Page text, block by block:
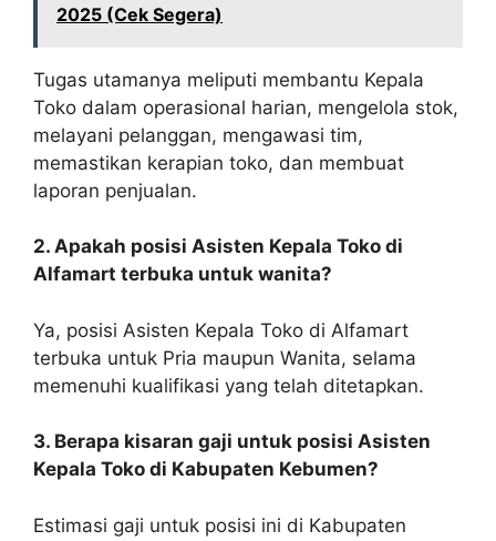
2025 (Cek Segera)
Tugas utamanya meliputi membantu Kepala
Toko dalam operasional harian, mengelola stok,
melayani pelanggan, mengawasi tim,
memastikan kerapian toko, dan membuat
laporan penjualan.
2. Apakah posisi Asisten Kepala Toko di
Alfamart terbuka untuk wanita?
Ya, posisi Asisten Kepala Toko di Alfamart
terbuka untuk Pria maupun Wanita, selama
memenuhi kualifikasi yang telah ditetapkan.
3. Berapa kisaran gaji untuk posisi Asisten
Kepala Toko di Kabupaten Kebumen?
Estimasi gaji untuk posisi ini di Kabupaten